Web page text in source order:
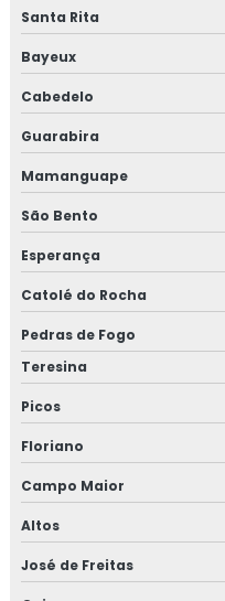
Santa Rita
Bayeux
Cabedelo
Guarabira
Mamanguape
São Bento
Esperança
Catolé do Rocha
Pedras de Fogo
Teresina
Picos
Floriano
Campo Maior
Altos
José de Freitas